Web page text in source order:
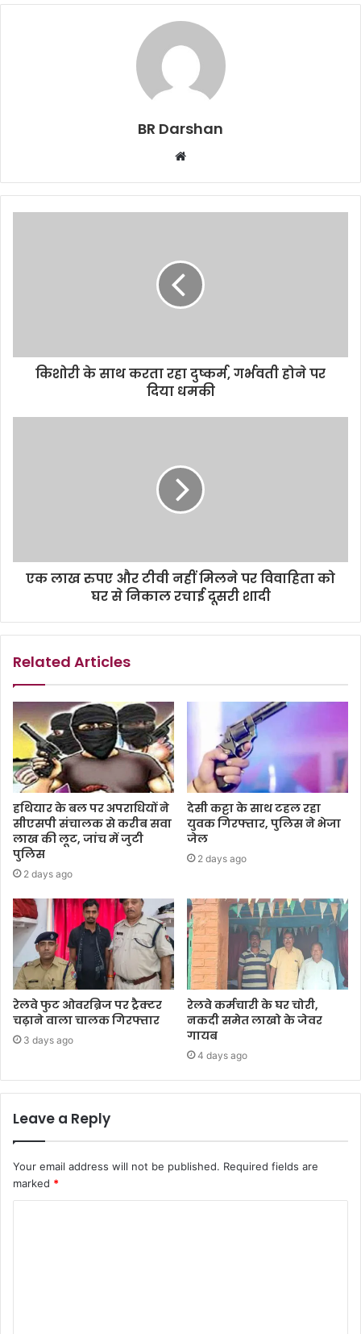
BR Darshan
b
s
e
किशोरी के साथ करता रहा दुष्कर्म, गर्भवती होने पर
दिया धमकी
एक लाख रुपए और टीवी नहीं मिलने पर विवाहिता को
घर से निकाल रचाई दूसरी शादी
Related Articles
हथियार के बल पर अपराधियों ने
सीएसपी संचालक से करीब सवा
लाख की लूट, जांच में जुटी
पुलिस
2 days ago
देसी कट्टा के साथ टहल रहा
युवक गिरफ्तार, पुलिस ने भेजा
जेल
2 days ago
रेलवे फुट ओवरब्रिज पर ट्रैक्टर
चढ़ाने वाला चालक गिरफ्तार
3 days ago
रेलवे कर्मचारी के घर चोरी,
नकदी समेत लाखो के जेवर
गायब
4 days ago
Leave a Reply
Your email address will not be published. Required fields are
marked *